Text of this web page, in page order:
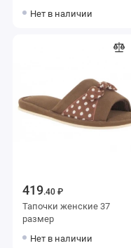
Нет в наличии
419.40 ₽
Тапочки женские 37
размер
Нет в наличии